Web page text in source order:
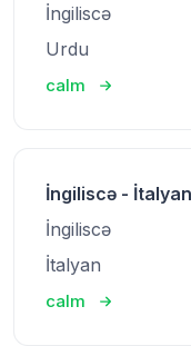
İngiliscə
Urdu
calm
İngiliscə - İtalyan
İngiliscə
İtalyan
calm